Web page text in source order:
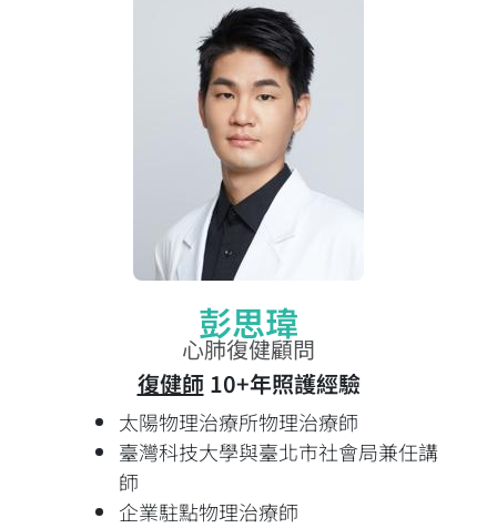
彭思瑋
心肺復健顧問
復健師10+年照護經驗
太陽物理治療所物理治療師
臺灣科技大學與臺北市社會局兼任講
師
企業駐點物理治療師